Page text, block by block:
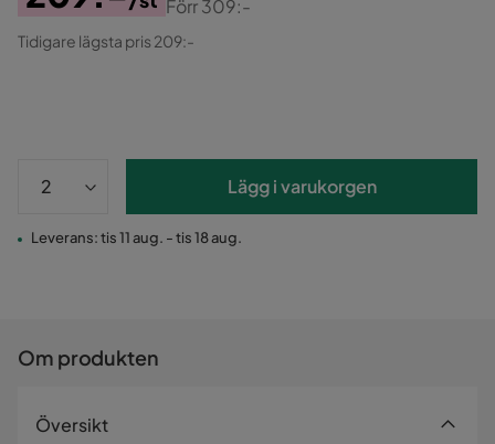
Pris
Original
Förr309:-
Tidigare lägsta pris 209:-
Lägg i varukorgen
Leverans: tis 11 aug. - tis 18 aug.
Om produkten
Översikt